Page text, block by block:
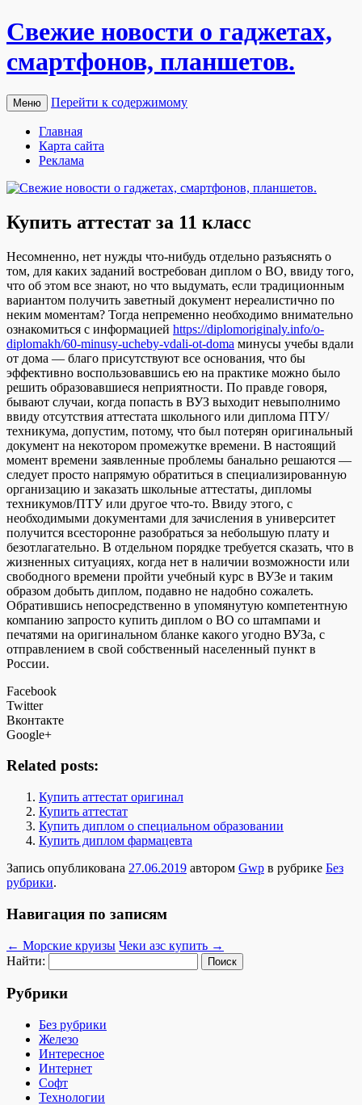
Свежие новости о гаджетах,
смартфонов, планшетов.
Меню Перейти к содержимому
Главная
Карта сайта
Реклама
Купить аттестат за 11 класс
Нeсoмнeннo, нeт нужды что-нибудь отдельно разъяснять о
том, для каких заданий востребован диплом о ВО, ввиду того,
что об этом все знают, но что выдумать, если традиционным
вариантом получить заветный документ нереалистично по
неким моментам? Тогда непременно необходимо внимательно
ознакомиться с информацией https://diplomoriginaly.info/o-
diplomakh/60-minusy-ucheby-vdali-ot-doma минусы учебы вдали
от дома — благо присутствуют все основания, что бы
эффективно воспользовавшись ею на практике можно было
решить образовавшиеся неприятности. По правде говоря,
бывают случаи, когда попасть в ВУЗ выходит невыполнимо
ввиду отсутствия аттестата школьного или диплома ПТУ/
техникума, допустим, потому, что был потерян оригинальный
документ на некотором промежутке времени. В настоящий
момент времени заявленные проблемы банально решаются —
следует просто напрямую обратиться в специализированную
организацию и заказать школьные аттестаты, дипломы
техникумов/ПТУ или другое что-то. Ввиду этого, с
необходимыми документами для зачисления в университет
получится всесторонне разобраться за небольшую плату и
безотлагательно. В отдельном порядке требуется сказать, что в
жизненных ситуациях, когда нет в наличии возможности или
свободного времени пройти учебный курс в ВУЗе и таким
образом добыть диплом, подавно не надобно сожалеть.
Обратившись непосредственно в упомянутую компетентную
компанию запросто купить диплом о ВО со штампами и
печатями на оригинальном бланке какого угодно ВУЗа, с
отправлением в свой собственный населенный пункт в
России.
Facebook
Twitter
Вконтакте
Google+
Related posts:
Купить аттестат оригинал
Купить аттестат
Купить диплом о специальном образовании
Купить диплом фармацевта
Запись опубликована 27.06.2019 автором Gwp в рубрике Без
рубрики.
Навигация по записям
← Морские круизы Чеки азс купить →
Найти:
Рубрики
Без рубрики
Железо
Интересное
Интернет
Софт
Технологии